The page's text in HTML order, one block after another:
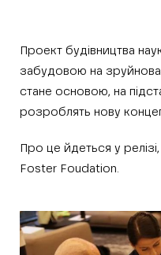
Проект будівництва
забудовою на
стане основою, на
розроблять нову
Про це йдеться у
Foster Foudation.